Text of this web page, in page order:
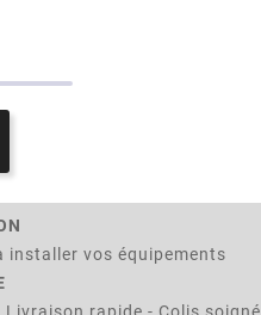
installer vos équipements